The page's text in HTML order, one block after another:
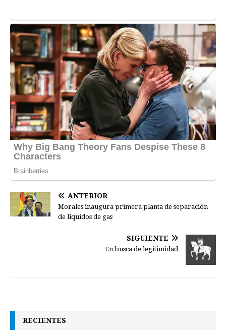
ANTERIOR
Morales inaugura primera planta de separación
de líquidos de gas
SIGUIENTE
En busca de legitimidad
RECIENTES